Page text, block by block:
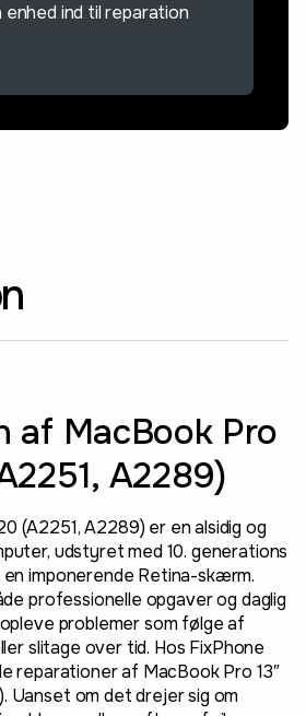
enhed ind til reparation
af MacBook Pro
A2289)
(A2251, A2289) er en alsidig og
udstyret med 10. generations
imponerende Retina-skærm.
professionelle opgaver og daglig
problemer som følge af
slitage over tid. Hos FixPhone
reparationer af MacBook Pro 13″
Uanset om det drejer sig om